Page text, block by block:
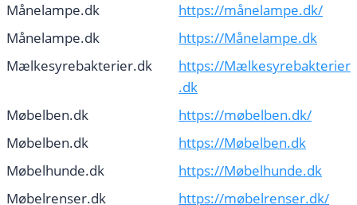
Månelampe.dk
https://månelampe.dk/
Månelampe.dk
https://Månelampe.dk
Mælkesyrebakterier.dk
https://Mælkesyrebakterier
.dk
Møbelben.dk
https://møbelben.dk/
Møbelben.dk
https://Møbelben.dk
Møbelhunde.dk
https://Møbelhunde.dk
Møbelrenser.dk
https://møbelrenser.dk/